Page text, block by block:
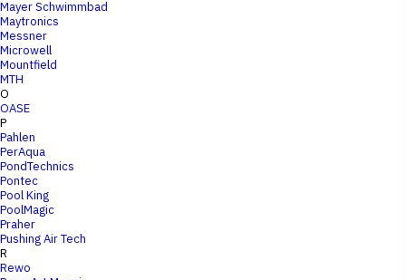
Mayer Schwimmbad
Maytronics
Messner
Microwell
Mountfield
MTH
O
OASE
P
Pahlen
PerAqua
PondTechnics
Pontec
Pool King
PoolMagic
Praher
Pushing Air Tech
R
Rewo